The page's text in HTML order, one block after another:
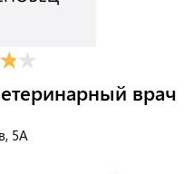
врач
5А